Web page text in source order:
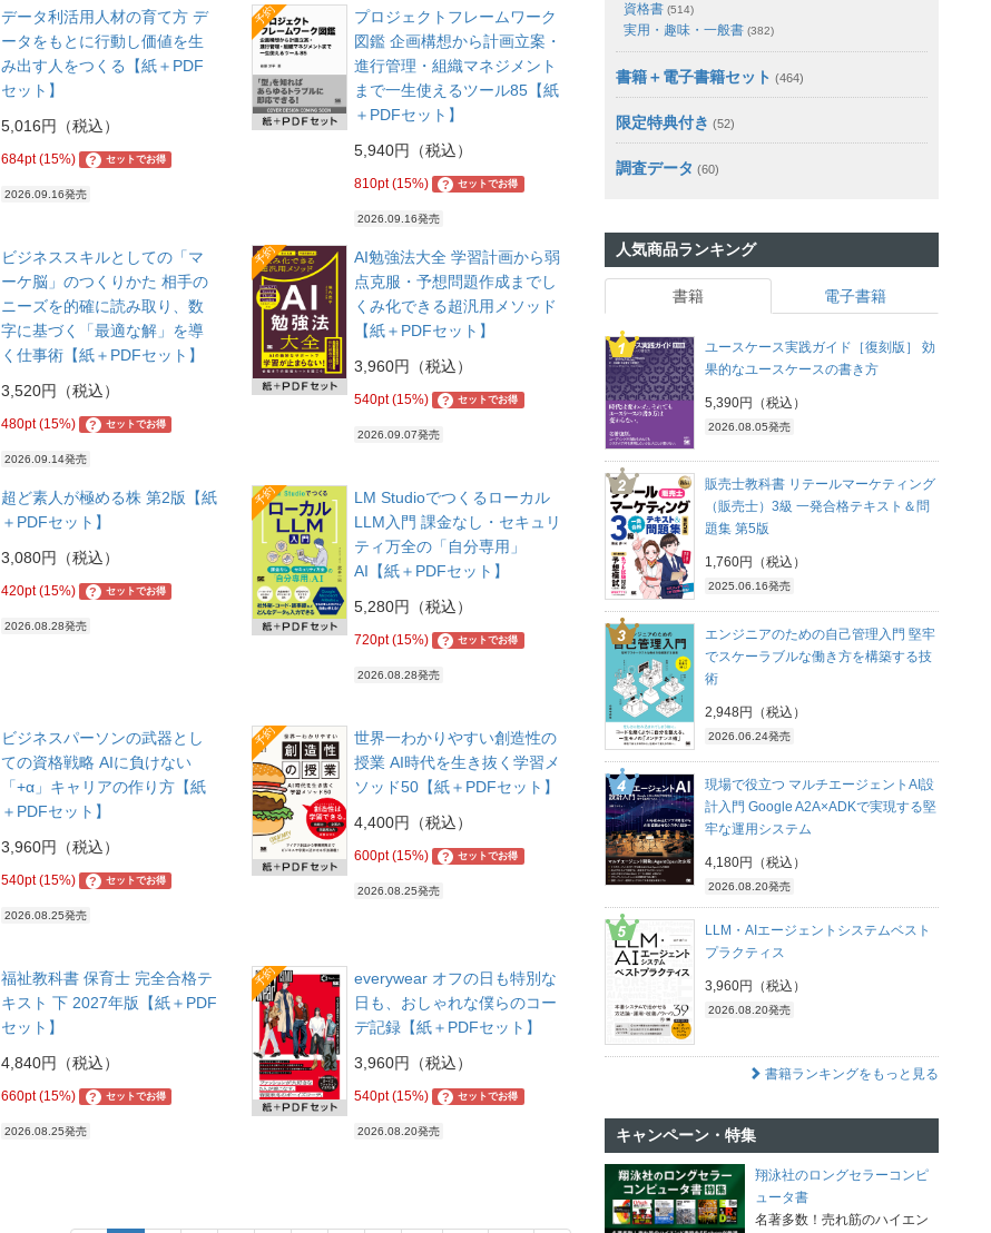
データ利活用人材の育て方 デ
ータをもとに行動し価値を生
み出す人をつくる【紙＋PDF
セット】
5,016円（税込）
684pt (15%) ? セットでお得
2026.09.16発売
予約
プロジェクトフレームワーク
図鑑 企画構想から計画立案・
進行管理・組織マネジメント
まで一生使えるツール85【紙
＋PDFセット】
5,940円（税込）
810pt (15%) ? セットでお得
2026.09.16発売
ビジネススキルとしての「マ
ーケ脳」のつくりかた 相手の
ニーズを的確に読み取り、数
字に基づく「最適な解」を導
く仕事術【紙＋PDFセット】
3,520円（税込）
480pt (15%) ? セットでお得
2026.09.14発売
予約
AI勉強法大全 学習計画から弱
点克服・予想問題作成までし
くみ化できる超汎用メソッド
【紙＋PDFセット】
3,960円（税込）
540pt (15%) ? セットでお得
2026.09.07発売
超ど素人が極める株 第2版【紙
＋PDFセット】
3,080円（税込）
420pt (15%) ? セットでお得
2026.08.28発売
予約
LM Studioでつくるローカル
LLM入門 課金なし・セキュリ
ティ万全の「自分専用」
AI【紙＋PDFセット】
5,280円（税込）
720pt (15%) ? セットでお得
2026.08.28発売
ビジネスパーソンの武器とし
ての資格戦略 AIに負けない
「+α」キャリアの作り方【紙
＋PDFセット】
3,960円（税込）
540pt (15%) ? セットでお得
2026.08.25発売
予約
世界一わかりやすい創造性の
授業 AI時代を生き抜く学習メ
ソッド50【紙＋PDFセット】
4,400円（税込）
600pt (15%) ? セットでお得
2026.08.25発売
福祉教科書 保育士 完全合格テ
キスト 下 2027年版【紙＋PDF
セット】
4,840円（税込）
660pt (15%) ? セットでお得
2026.08.25発売
予約
everywear オフの日も特別な
日も、おしゃれな僕らのコー
デ記録【紙＋PDFセット】
3,960円（税込）
540pt (15%) ? セットでお得
2026.08.20発売
資格書 (514)
実用・趣味・一般書 (382)
書籍＋電子書籍セット (464)
限定特典付き (52)
調査データ (60)
人気商品ランキング
書籍 電子書籍
ユースケース実践ガイド［復刻版］ 効
果的なユースケースの書き方
5,390円（税込）
2026.08.05発売
販売士教科書 リテールマーケティング
（販売士）3級 一発合格テキスト＆問
題集 第5版
1,760円（税込）
2025.06.16発売
エンジニアのための自己管理入門 堅牢
でスケーラブルな働き方を構築する技
術
2,948円（税込）
2026.06.24発売
現場で役立つ マルチエージェントAI設
計入門 Google A2A×ADKで実現する堅
牢な運用システム
4,180円（税込）
2026.08.20発売
LLM・AIエージェントシステムベスト
プラクティス
3,960円（税込）
2026.08.20発売
書籍ランキングをもっと見る
キャンペーン・特集
翔泳社のロングセラーコンピ
ュータ書
名著多数！売れ筋のハイエン